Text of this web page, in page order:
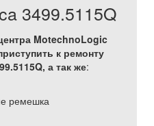
3499.5115Q
MotechnoLogic
к ремонту
а так же:
ремешка